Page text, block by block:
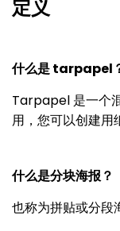
定义
什么是 tarpapel
Tarpapel 是一个
用，您可以创建用
什么是分块海报？
也称为拼贴或分段